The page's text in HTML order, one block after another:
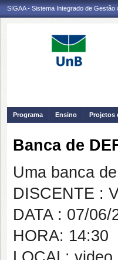
SIGAA - Sistema Integrado de Gestão
Programa Ensino Projetos
Banca de
Uma banca
DISCENTE :
DATA : 07/06/
HORA: 14:30